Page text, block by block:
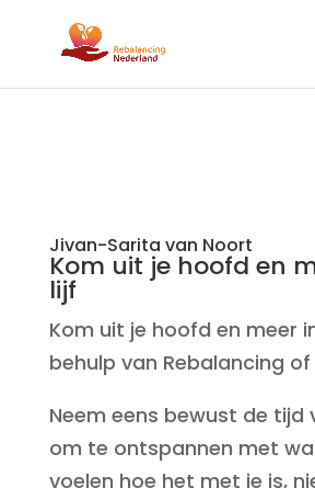
Jivan-Sarita van Noort
Kom uit je hoofd en
lijf
Kom uit je hoofd en meer
behulp van Rebalancing
Neem eens bewust de tijd
om te ontspannen met
voelen hoe het met je is,